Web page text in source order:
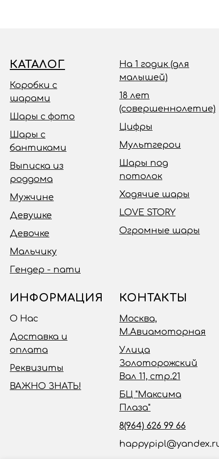
КАТАЛОГ
Коробки с
шарами
Шары с фото
Шары с
бантиками
Выписка из
роддома
Мужчине
Девушке
Девочке
Мальчику
Гендер - пати
На 1 годик (для
малышей)
18 лет
(совершеннолетие)
Цифры
Мультгерои
Шары под
потолок
Ходячие шары
LOVE STORY
Огромные шары
ИНФОРМАЦИЯ
О Нас
Доставка и
оплата
Реквизиты
ВАЖНО ЗНАТЬ!
КОНТАКТЫ
Москва,
М.Авиамоторная
Улица
Золоторожский
Вал 11, стр.21
БЦ "Максима
Плаза"
8(964) 626 99 66